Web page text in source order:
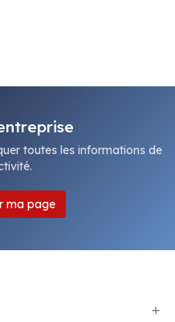
toutes les informations de
ma page